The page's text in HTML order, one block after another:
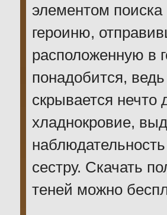
элементом
героиню,
расположенную в
понадобится,
скрывается нечто
хладнокровие,
сестру. Скачать
теней можно